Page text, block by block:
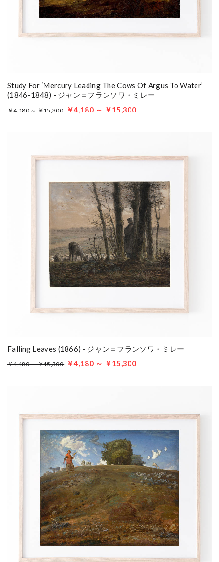
Study For ‘mercury Leading The Cows Of Argus To Water’
(1846-1848) - ジャン＝フランソワ・ミレー
￥4,180 ～ ￥15,300 ￥4,180 ～ ￥15,300
Falling Leaves (1866) - ジャン＝フランソワ・ミレー
￥4,180 ～ ￥15,300 ￥4,180 ～ ￥15,300